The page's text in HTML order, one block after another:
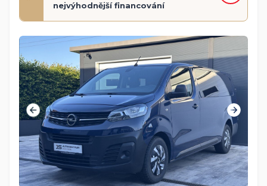
nejvýhodnější financování